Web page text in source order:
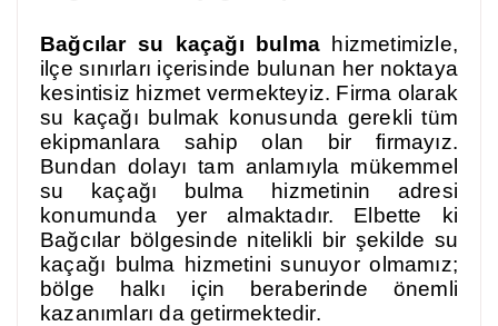
Bağcılar su kaçağı bulma hizmetimizle,
ilçe sınırları içerisinde bulunan her noktaya
kesintisiz hizmet vermekteyiz. Firma olarak
su kaçağı bulmak konusunda gerekli tüm
ekipmanlara sahip olan bir firmayız.
Bundan dolayı tam anlamıyla mükemmel
su kaçağı bulma hizmetinin adresi
konumunda yer almaktadır. Elbette ki
Bağcılar bölgesinde nitelikli bir şekilde su
kaçağı bulma hizmetini sunuyor olmamız;
bölge halkı için beraberinde önemli
kazanımları da getirmektedir.